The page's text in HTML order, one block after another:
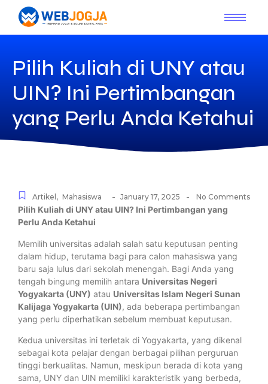
Pilih Kuliah di UNY atau
UIN? Ini Pertimbangan
yang Perlu Anda Ketahui
Artikel , Mahasiswa - January 17, 2025 - No Comments
Pilih Kuliah di UNY atau UIN? Ini Pertimbangan yang
Perlu Anda Ketahui
Memilih universitas adalah salah satu keputusan penting
dalam hidup, terutama bagi para calon mahasiswa yang
baru saja lulus dari sekolah menengah. Bagi Anda yang
tengah bingung memilih antara Universitas Negeri
Yogyakarta (UNY) atau Universitas Islam Negeri Sunan
Kalijaga Yogyakarta (UIN), ada beberapa pertimbangan
yang perlu diperhatikan sebelum membuat keputusan.
Kedua universitas ini terletak di Yogyakarta, yang dikenal
sebagai kota pelajar dengan berbagai pilihan perguruan
tinggi berkualitas. Namun, meskipun berada di kota yang
sama, UNY dan UIN memiliki karakteristik yang berbeda,